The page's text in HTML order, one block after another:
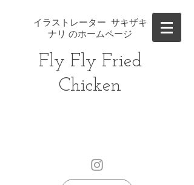
イラストレーター サキザキ
ナリ のホームページ
Fly Fly ​Fried
Chicken